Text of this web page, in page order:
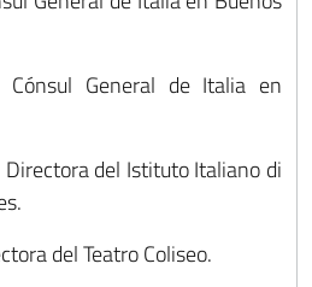
Cónsul General de Italia en
Directora del Istituto Italiano di
del Teatro Coliseo.